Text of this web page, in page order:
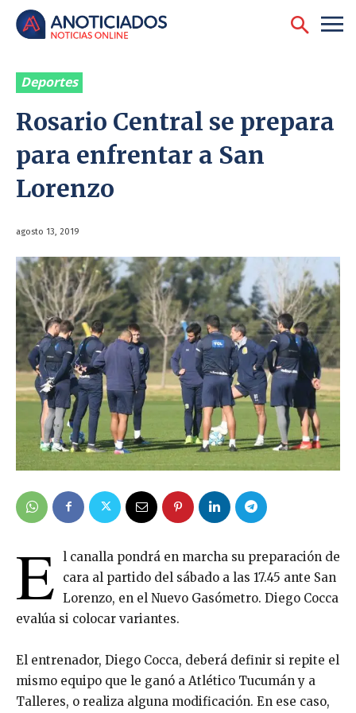
Deportes
Rosario Central se prepara
para enfrentar a San
Lorenzo
agosto 13, 2019
E l canalla pondrá en marcha su preparación de
cara al partido del sábado a las 17.45 ante San
Lorenzo, en el Nuevo Gasómetro. Diego Cocca
evalúa si colocar variantes.
El entrenador, Diego Cocca, deberá definir si repite el
mismo equipo que le ganó a Atlético Tucumán y a
Talleres, o realiza alguna modificación. En ese caso,